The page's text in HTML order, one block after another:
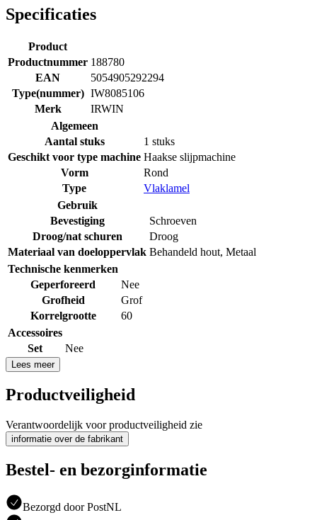
Specificaties
Product
Productnummer 188780
EAN
5054905292294
Type(nummer) IW8085106
Merk
IRWIN
Algemeen
Aantal stuks
1 stuks
Geschikt voor type machine Haakse slijpmachine
Vorm
Rond
Type
Vlaklamel
Gebruik
Bevestiging
Schroeven
Droog/nat schuren
Droog
Materiaal van doeloppervlak Behandeld hout, Metaal
Technische kenmerken
Geperforeerd
Nee
Grofheid
Grof
Korrelgrootte
60
Accessoires
Set
Nee
Lees meer
Productveiligheid
Verantwoordelijk voor productveiligheid zie
informatie over de fabrikant
Bestel- en bezorginformatie
Bezorgd door PostNL